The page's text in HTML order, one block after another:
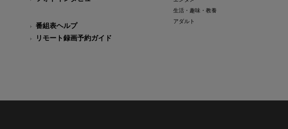
番組表ヘルプ
リモート録画予約ガイド
生活・趣味・教養
アダルト